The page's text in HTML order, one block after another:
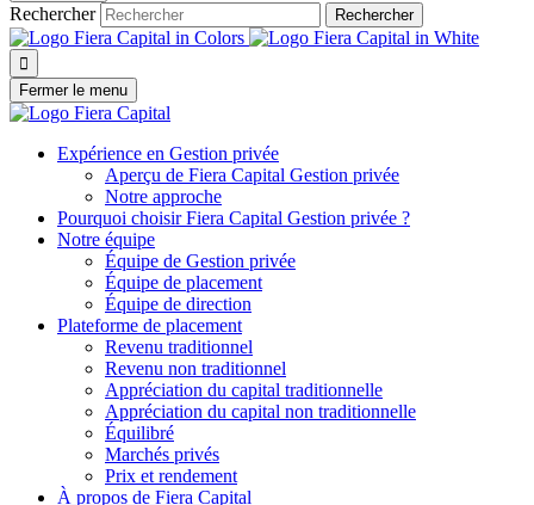
Rechercher Rechercher

Fermer le menu
Expérience en Gestion privée
Aperçu de Fiera Capital Gestion privée
Notre approche
Pourquoi choisirFiera Capital Gestion privée ?
Notre équipe
Équipe de Gestion privée
Équipe de placement
Équipe de direction
Plateforme de placement
Revenu traditionnel
Revenu non traditionnel
Appréciation du capital traditionnelle
Appréciation du capital non traditionnelle
Équilibré
Marchés privés
Prix et rendement
À propos de Fiera Capital